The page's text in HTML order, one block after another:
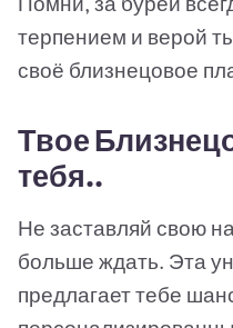
терпением и верой
своё близнецовое
Твое
тебя..
Не заставляй свою
больше ждать. Эта
предлагает тебе